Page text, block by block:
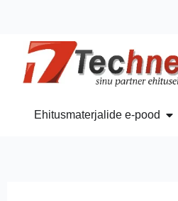
Ehitusmaterjalide e-pood